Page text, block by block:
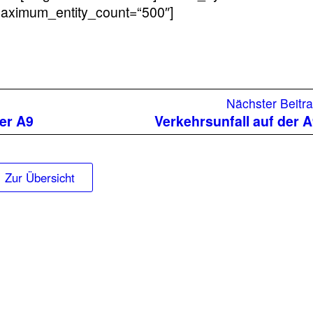
A9
Nächster
Verkehrsunfall auf der
Zur Übersicht